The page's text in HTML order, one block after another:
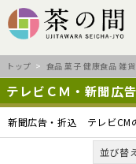
トップ > 食品 菓子 健康食品 雑貨
テレビＣＭ・新聞広
新聞広告・折込 テレビCM
並び替え